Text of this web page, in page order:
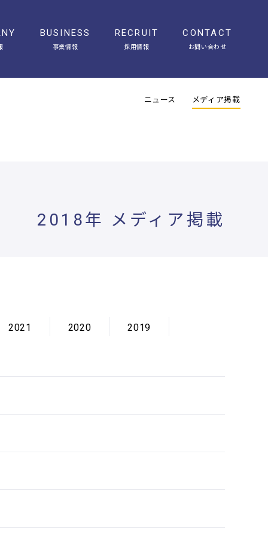
ニュース メディア掲載
BUSINESS
事業情報
RECRUIT
採用情報
CONTACT
お問い合わせ
2018年 メディア掲載
2021 2020
2019